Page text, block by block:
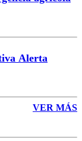
Alerta
VER MÁS